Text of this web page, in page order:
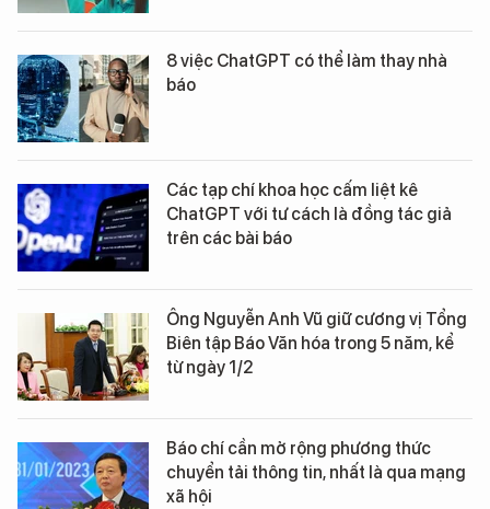
8 việc ChatGPT có thể làm thay nhà
báo
Các tạp chí khoa học cấm liệt kê
ChatGPT với tư cách là đồng tác giả
trên các bài báo
Ông Nguyễn Anh Vũ giữ cương vị Tổng
Biên tập Báo Văn hóa trong 5 năm, kể
từ ngày 1/2
Báo chí cần mở rộng phương thức
chuyển tải thông tin, nhất là qua mạng
xã hội